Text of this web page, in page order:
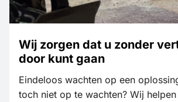
Wij zorgen dat u zonder
door kunt gaan
Eindeloos wachten op een
toch niet op te wachten? Wij